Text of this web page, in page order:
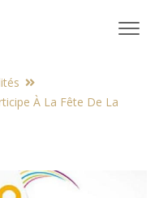
À La Fête De La